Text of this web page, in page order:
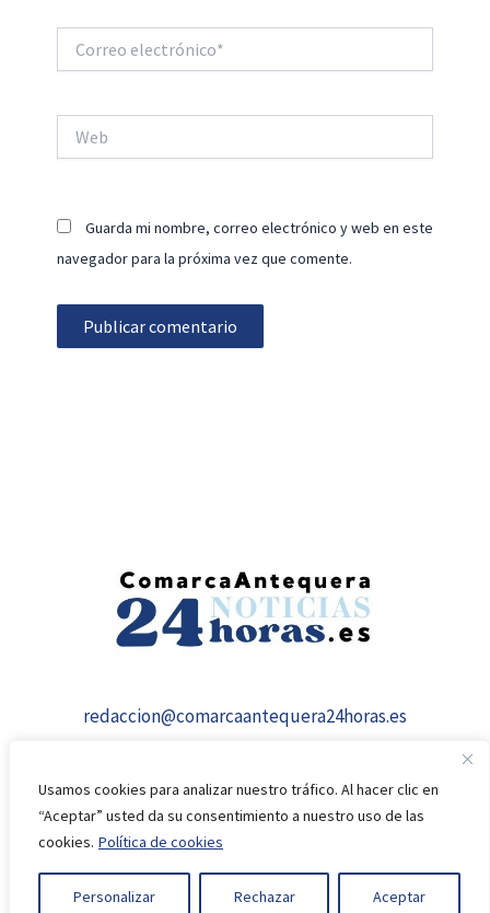
Usamos cookies para analizar nuestro tráfico. Al hacer clic en
“Aceptar” usted da su consentimiento a nuestro uso de las
cookies. Política de cookies
Personalizar Rechazar Aceptar
electrónico*
Guarda mi nombre, correo electrónico y web en este
navegador para la próxima vez que comente.
redaccion@comarcaantequera24horas.es
© 2026 comarcaantequera24horas.es